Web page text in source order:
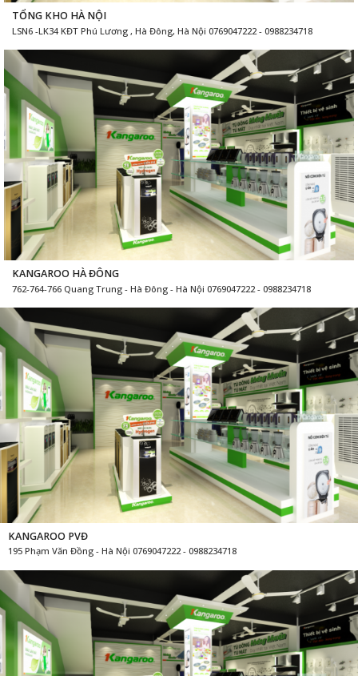
TỔNG KHO HÀ NỘI
LSN6 -LK34 KĐT Phú Lương , Hà Đông, Hà Nội 0769047222 - 0988234718
KANGAROO HÀ ĐÔNG
762-764-766 Quang Trung - Hà Đông - Hà Nội 0769047222 - 0988234718
KANGAROO PVĐ
195 Phạm Văn Đồng - Hà Nội 0769047222 - 0988234718